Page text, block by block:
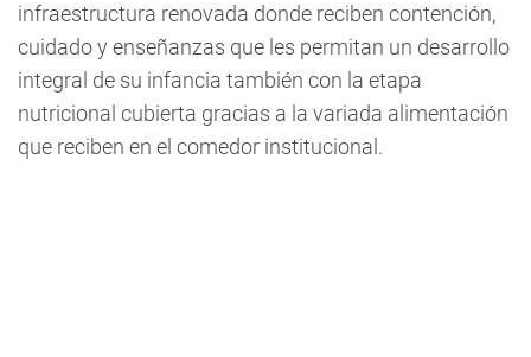
infraestructura renovada donde reciben contención,
cuidado y enseñanzas que les permitan un desarrollo
integral de su infancia también con la etapa
nutricional cubierta gracias a la variada alimentación
que reciben en el comedor institucional.